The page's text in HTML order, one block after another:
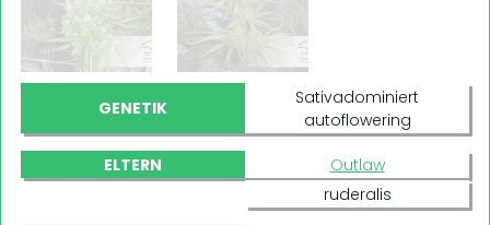
GENETIK
Sativadominiert
autoflowering
ELTERN
Outlaw
ruderalis